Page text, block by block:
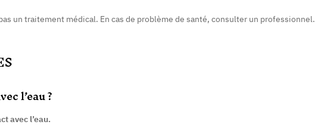
un traitement médical. En cas de problème de santé, consulter un professionnel.
l’eau ?
avec l’eau.